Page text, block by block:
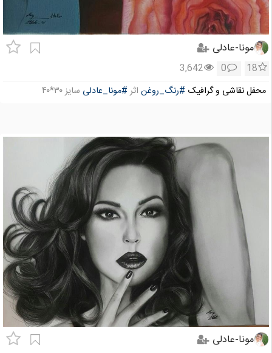
مونا-عادلی
18
0
3,642
محفل نقاشی و گرافیک #رنگ_روغن اثر#مونا_عادلی سایز ۳۰*۴۰
مونا-عادلی